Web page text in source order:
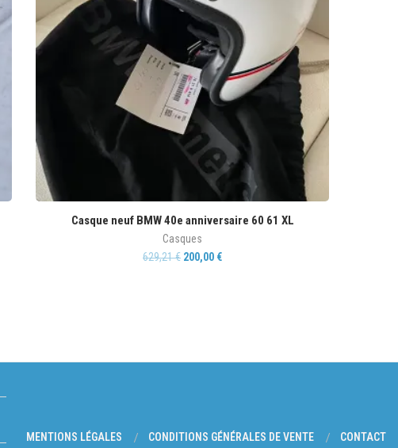
Casque neuf BMW 40e anniversaire 60 61 XL
Casques
629,21€ 200,00 €
MENTIONS LÉGALES CONDITIONS GÉNÉRALES DE VENTE CONTACT